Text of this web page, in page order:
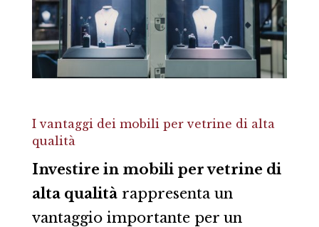
I vantaggi dei mobili per vetrine di alta
qualità
Investire in mobili per vetrine di
alta qualitàrappresenta un
vantaggio importante per un